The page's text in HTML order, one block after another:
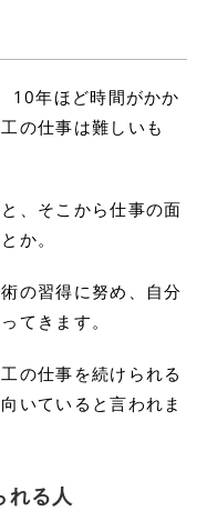
10年ほど時間がかか
の仕事は難しいも
、そこから仕事の面
か。
の習得に努め、自分
てきます。
の仕事を続けられる
いていると言われま
れる人